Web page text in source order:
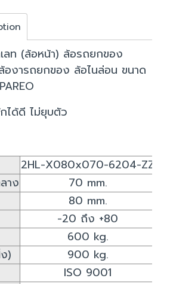
ลท (ล้อหน้า) ล้อรถยกของ
องารถยกของ ล้อไนล่อน ขนาด
ได้ดี ไม่ยุบตัว
2HL-X080x070-6204-ZZ
าง
70 mm.
80 mm.
-20 ถึง +80
600 kg.
)
900 kg.
ISO 9001